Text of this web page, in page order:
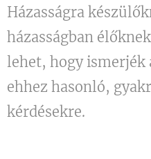
Házasságra
házasságban
lehet, hogy ismerjék
ehhez hasonló,
kérdésekre.